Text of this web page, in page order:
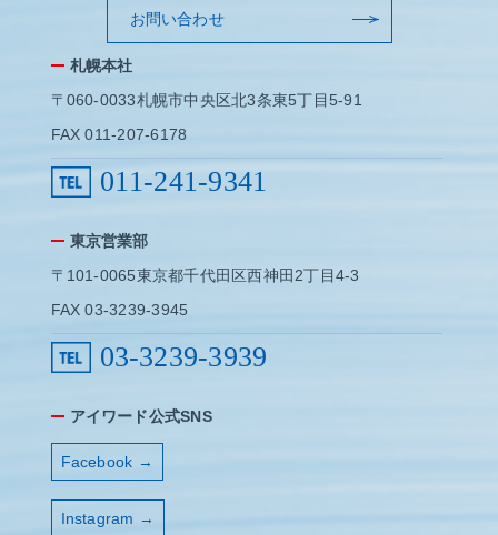
お問い合わせ
札幌本社
〒060-0033札幌市中央区北3条東5丁目5-91
FAX 011-207-6178
011-241-9341
東京営業部
〒101-0065東京都千代田区西神田2丁目4-3
FAX 03-3239-3945
03-3239-3939
アイワード公式SNS
Facebook →
Instagram →